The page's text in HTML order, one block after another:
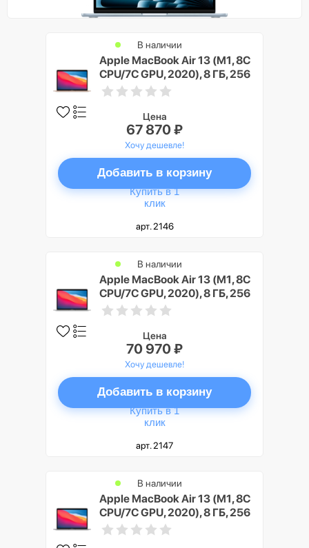
Apple MacBook Air 13 (M1, 8C
CPU/7C GPU, 2020), 8 ГБ, 256
ГБ SSD, Золото (Gold)
В наличии
Цена
67 870 ₽
Хочу дешевле!
Добавить в корзину
Купить в 1
клик
арт. 2146
Apple MacBook Air 13 (M1, 8C
CPU/7C GPU, 2020), 8 ГБ, 256
ГБ SSD, Серебристый (Silver)
В наличии
Цена
70 970 ₽
Хочу дешевле!
Добавить в корзину
Купить в 1
клик
арт. 2147
Apple MacBook Air 13 (M1, 8C
CPU/7C GPU, 2020), 8 ГБ, 256
ГБ SSD, Серый космос (Space
В наличии